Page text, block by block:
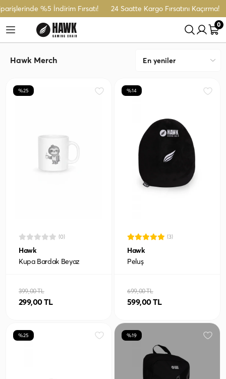
%5 İndirim Fırsatı! 24 Saatte Kargo Fırsatını Kaçırma!
0
Hawk Merch
%25
(0)
Hawk
Kupa Bardak Beyaz
399,00 TL
299,00 TL
%14
(3)
Hawk
Peluş
699,00 TL
599,00 TL
%25 %19